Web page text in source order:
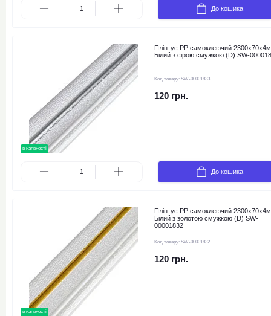
До кошика
в наявності
Плінтус РР самоклеючий
Білий з сірою смужкою (D) SW-
Код товару: SW-00001833
120 грн.
До кошика
в наявності
Плінтус РР самоклеючий
Білий з золотою смужкою (D) SW-
00001832
Код товару: SW-00001832
120 грн.